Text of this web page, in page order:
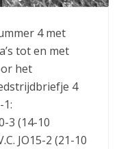
4 met
tot en met
het
4
3 (14-10
JO15-2 (21-10